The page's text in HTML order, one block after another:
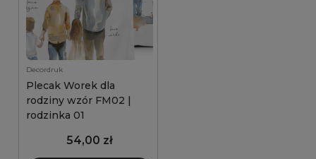
Decordruk
Plecak Worek dla
rodziny wzór FM02 |
rodzinka 01
54,00 zł